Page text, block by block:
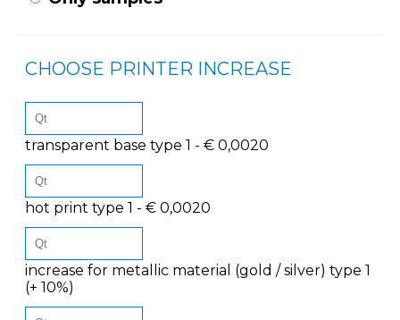
CHOOSE PRINTER INCREASE
transparent base type 1 - € 0,0020
hot print type 1 - € 0,0020
increase for metallic material (gold / silver) type 1
(+ 10%)